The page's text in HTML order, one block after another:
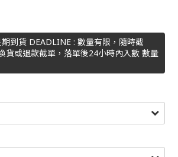
到貨 DEADLINE : 數量有限，隨時截
貨或退款截單，落單後24小時內入數 數量